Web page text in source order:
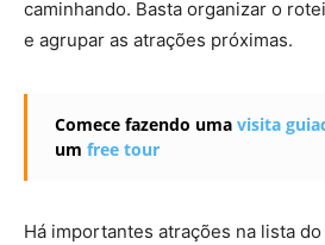
caminhando. Basta organizar o
e agrupar as atrações próximas.
Comece fazendo uma visita
um free tour
Há importantes atrações na lista